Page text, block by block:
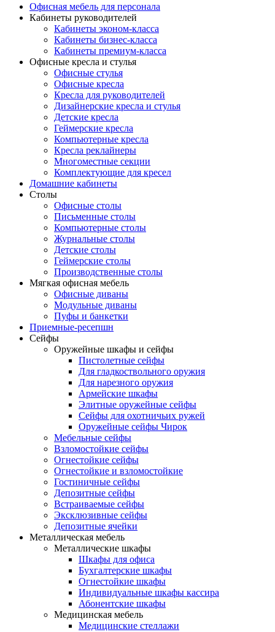
Офисная мебель для персонала
Кабинеты руководителей
Кабинеты эконом-класса
Кабинеты бизнес-класса
Кабинеты премиум-класса
Офисные кресла и стулья
Офисные стулья
Офисные кресла
Кресла для руководителей
Дизайнерские кресла и стулья
Детские кресла
Геймерские кресла
Компьютерные кресла
Кресла реклайнеры
Многоместные секции
Комплектующие для кресел
Домашние кабинеты
Столы
Офисные столы
Письменные столы
Компьютерные столы
Журнальные столы
Детские столы
Геймерские столы
Производственные столы
Мягкая офисная мебель
Офисные диваны
Модульные диваны
Пуфы и банкетки
Приемные-ресепшн
Сейфы
Оружейные шкафы и сейфы
Пистолетные сейфы
Для гладкоствольного оружия
Для нарезного оружия
Армейские шкафы
Элитные оружейные сейфы
Сейфы для охотничьих ружей
Оружейные сейфы Чирок
Мебельные сейфы
Взломостойкие сейфы
Огнестойкие сейфы
Огнестойкие и взломостойкие
Гостиничные сейфы
Депозитные сейфы
Встраиваемые сейфы
Эксклюзивные сейфы
Депозитные ячейки
Металлическая мебель
Металлические шкафы
Шкафы для офиса
Бухгалтерские шкафы
Огнестойкие шкафы
Индивидуальные шкафы кассира
Абонентские шкафы
Медицинская мебель
Медицинские стеллажи